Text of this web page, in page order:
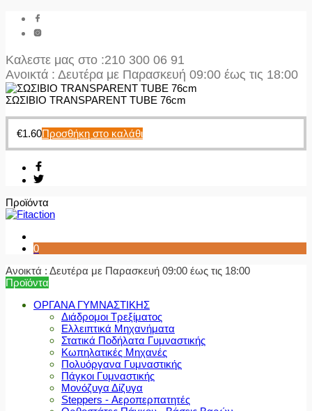
Καλεστε μας στο :210 300 06 91
Ανοικτά : Δευτέρα με Παρασκευή 09:00 έως τις 18:00
ΣΩΣΙΒΙΟ TRANSPARENT TUBE 76cm
€1.60Προσθήκη στο καλάθι
Προϊόντα
0
Ανοικτά : Δευτέρα με Παρασκευή 09:00 έως τις 18:00
Προϊόντα
ΟΡΓΑΝΑ ΓΥΜΝΑΣΤΙΚΗΣ
Διάδρομοι Τρεξίματος
Ελλειπτικά Μηχανήματα
Στατικά Ποδήλατα Γυμναστικής
Κωπηλατικές Μηχανές
Πολυόργανα Γυμναστικής
Πάγκοι Γυμναστικής
Μονόζυγα Δίζυγα
Steppers - Αεροπερπατητές